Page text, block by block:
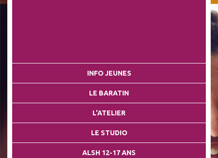
INFO JEUNES
LE BARATIN
L'ATELIER
LE STUDIO
ALSH 12-17 ANS